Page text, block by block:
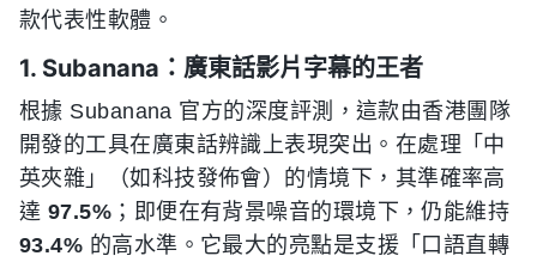
款代表性軟體。
1. Subanana：廣東話影片字幕的王者
根據 Subanana 官方的深度評測，這款由香港團隊
開發的工具在廣東話辨識上表現突出。在處理「中
英夾雜」（如科技發佈會）的情境下，其準確率高
達 97.5% ；即便在有背景噪音的環境下，仍能維持
93.4% 的高水準。它最大的亮點是支援「口語直轉